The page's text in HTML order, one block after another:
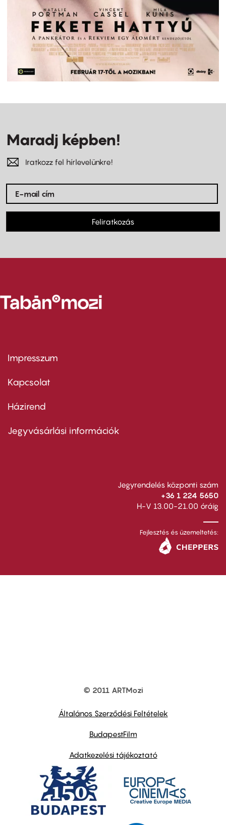
Maradj képben!
Iratkozz fel hírlevelünkre!
Feliratkozás
Footer
first
Impresszum
Kapcsolat
Footer
second
Házirend
Jegyvásárlási információk
Jegyrendelés központi szám
+36 1 224 5650
H-V 13.00-21.00 óráig
Fejlesztés és üzemeltetés:
© 2011 ARTMozi
Általános Szerződési Feltételek
BudapestFilm
Adatkezelési tájékoztató